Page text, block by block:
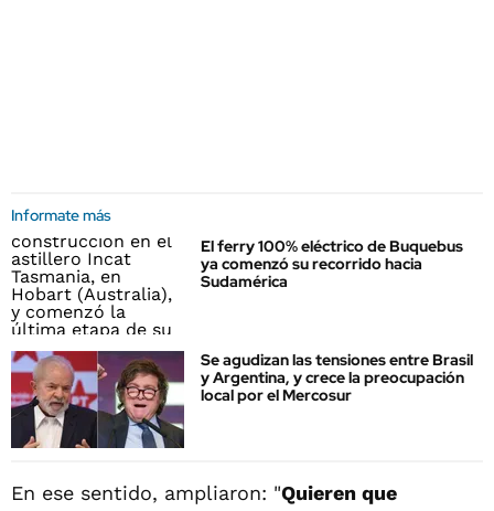
Informate más
El ferry 100% eléctrico de Buquebus
ya comenzó su recorrido hacia
Sudamérica
Se agudizan las tensiones entre Brasil
y Argentina, y crece la preocupación
local por el Mercosur
En ese sentido, ampliaron: "Quieren que